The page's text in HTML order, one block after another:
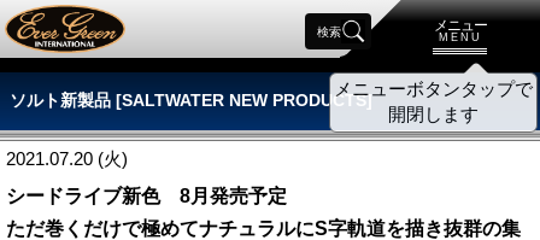
メニュー
MENU
メニューボタンタップで
開閉します
検索
ソルト新製品 [SALTWATER NEW PRODUCTS]
2021.07.20 (火)
シードライブ新色 8月発売予定
ただ巻くだけで極めてナチュラルにS字軌道を描き抜群の集